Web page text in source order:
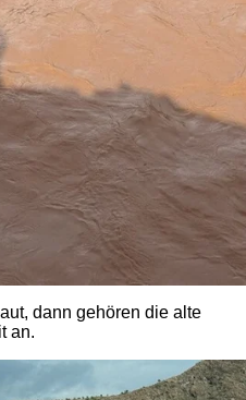
dann gehören die alte
an.